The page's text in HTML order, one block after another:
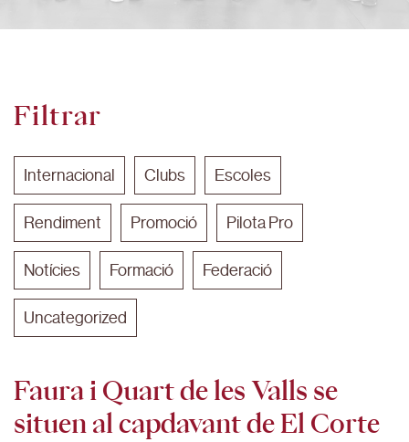
Filtrar
Internacional Clubs Escoles
Rendiment Promoció Pilota Pro
Notícies Formació Federació
Uncategorized
Faura i Quart de les Valls se
situen al capdavant de El Corte